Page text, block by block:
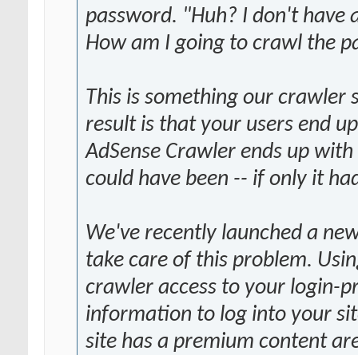
password. "Huh? I don't have
How am I going to crawl the
This is something our crawler
result is that your users end
AdSense Crawler ends up
could have been -- if only it
We've recently launched a
take care of this problem.
crawler access to your login-
information to log into your
site has a premium content